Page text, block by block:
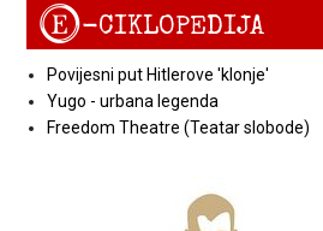
E-CIKLOPEDIJA
Povijesni put Hitlerove 'klonje'
Yugo - urbana legenda
Freedom Theatre (Teatar slobode)